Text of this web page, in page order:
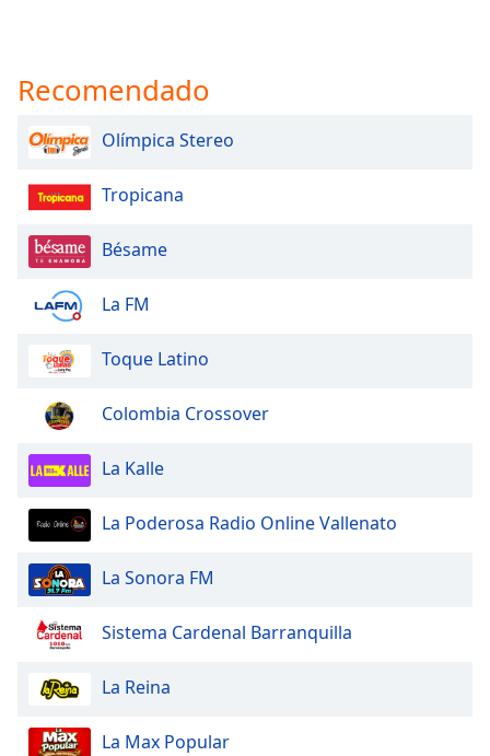
Recomendado
Olímpica Stereo
Tropicana
Bésame
La FM
Toque Latino
Colombia Crossover
La Kalle
La Poderosa Radio Online Vallenato
La Sonora FM
Sistema Cardenal Barranquilla
La Reina
La Max Popular